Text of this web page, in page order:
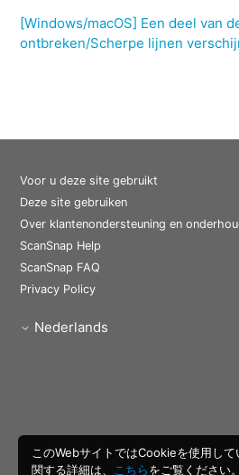
[Windows/macOS] Een deel van
ontbreken/Scherpe lijnen
Voor u deze site gebruikt
Deze site gebruiken
Over klantenondersteuning en
ScanSnap Help
ScanSnap FAQ
Privacy Policy
Nederlands
このWebサイトではCookieを使用し
関する詳細は、
こちらをご覧ください